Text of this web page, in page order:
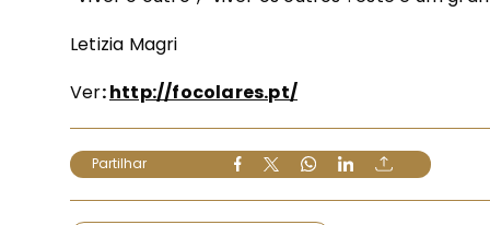
Letizia Magri
Ver:http://focolares.pt/
Partilhar